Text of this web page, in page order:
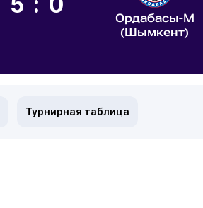
Ордабасы-М
(Шымкент)
Турнирная таблица